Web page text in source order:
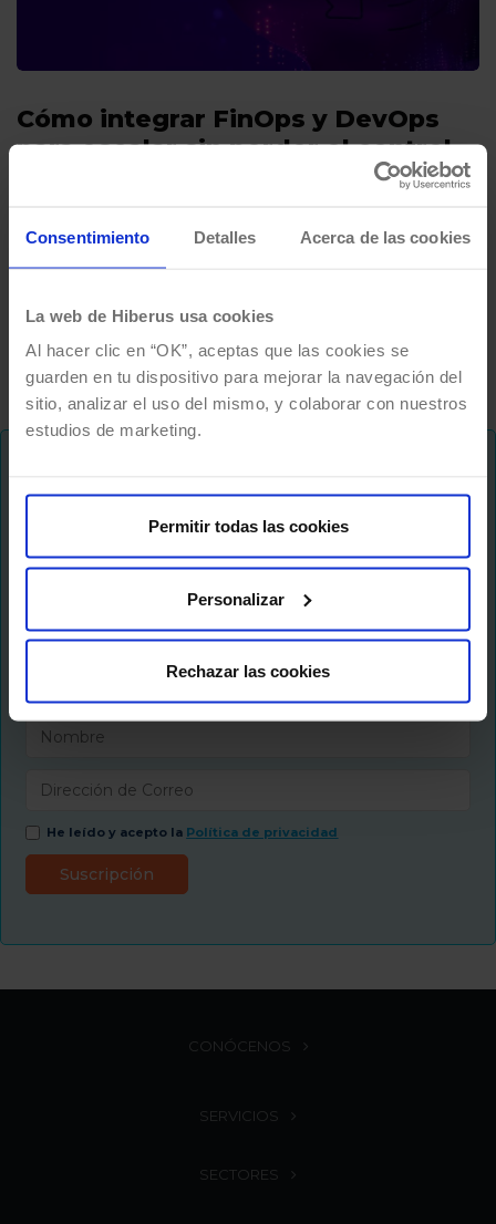
Consentimiento Detalles Acerca de las cookies
La web de Hiberus usa cookies
Al hacer clic en “OK”, aceptas que las cookies se
guarden en tu dispositivo para mejorar la navegación del
sitio, analizar el uso del mismo, y colaborar con nuestros
estudios de marketing.
Permitir todas las cookies
Personalizar
Rechazar las cookies
Cómo integrar FinOps y DevOps
para escalar sin perder el control
la mejor estrategia es…
¡No te pierdas nada!
sobre el futuro del trabajo, formas de hacer
crecer tu negocio, liderazgo digital y muchas
Newsletter
He leído y acepto la Política de privacidad
CONÓCENOS
SERVICIOS
SECTORES